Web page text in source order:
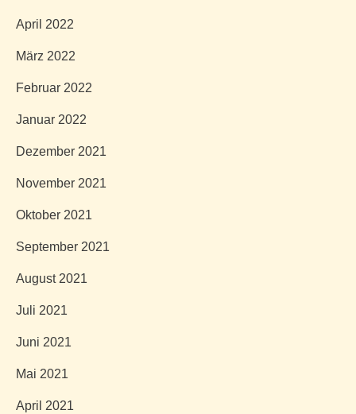
April 2022
März 2022
Februar 2022
Januar 2022
Dezember 2021
November 2021
Oktober 2021
September 2021
August 2021
Juli 2021
Juni 2021
Mai 2021
April 2021